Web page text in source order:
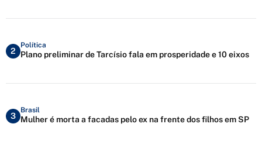
2
Política
Plano preliminar de Tarcísio fala em prosperidade e 10 eixos
3
Brasil
Mulher é morta a facadas pelo ex na frente dos filhos em SP